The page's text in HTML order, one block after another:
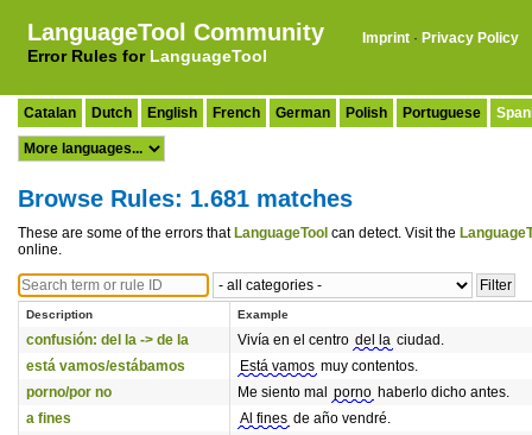
LanguageTool Community
Error Rules for LanguageTool
Imprint · Privacy Policy
Catalan Dutch English French German Polish Portuguese
Browse Rules: 1.681 matches
These are some of the errors that LanguageTool can detect. Visit the
online.
Description Example
confusión: del la -> de la Vivía en el centro del la ciudad.
está vamos/estábamos
Está vamos muy contentos.
porno/por no
Me siento mal porno haberlo dicho antes.
a fines
Al fines de año vendré.